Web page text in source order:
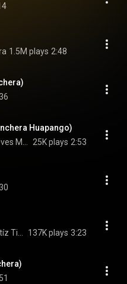
1.5M plays 2:48
Huapango)
25K plays 2:53
137K plays 3:23